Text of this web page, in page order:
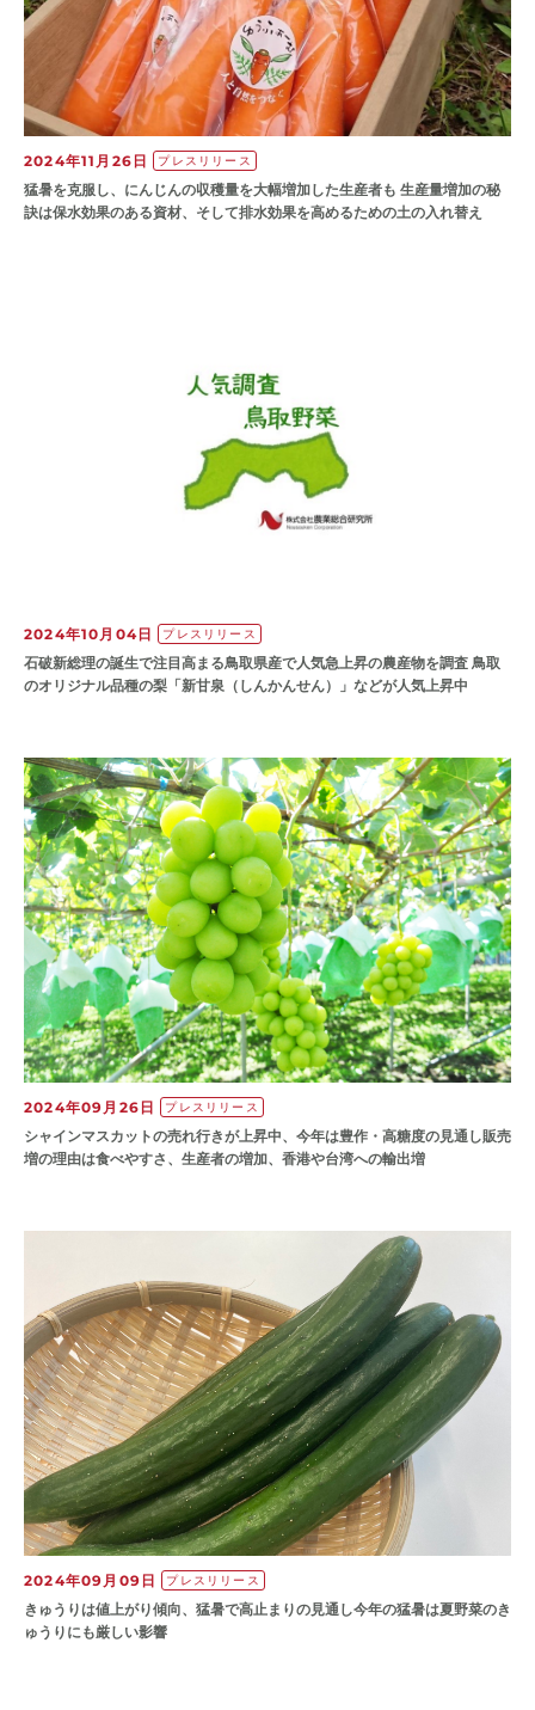
2024年11月26日 プレスリリース
猛暑を克服し、にんじんの収穫量を大幅増加した生産者も 生産量増加の秘
訣は保水効果のある資材、そして排水効果を高めるための土の入れ替え
2024年10月04日 プレスリリース
石破新総理の誕生で注目高まる鳥取県産で人気急上昇の農産物を調査 鳥取
のオリジナル品種の梨「新甘泉（しんかんせん）」などが人気上昇中
2024年09月26日 プレスリリース
シャインマスカットの売れ行きが上昇中、今年は豊作・高糖度の見通し販売
増の理由は食べやすさ、生産者の増加、香港や台湾への輸出増
2024年09月09日 プレスリリース
きゅうりは値上がり傾向、猛暑で高止まりの見通し今年の猛暑は夏野菜のき
ゅうりにも厳しい影響